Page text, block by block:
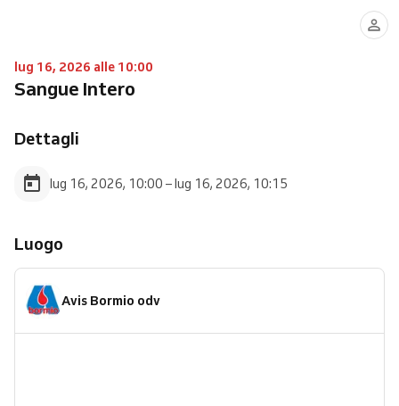
lug 16, 2026 alle 10:00
Sangue Intero
Dettagli
lug 16, 2026, 10:00 – lug 16, 2026, 10:15
Luogo
Avis Bormio odv